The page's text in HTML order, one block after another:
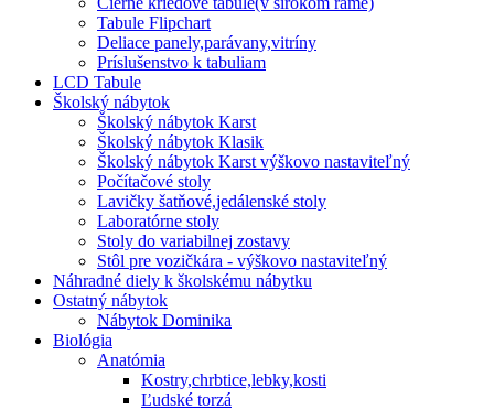
Tabule Flipchart
Deliace panely,parávany,vitríny
Príslušenstvo k tabuliam
LCD Tabule
Školský nábytok
Školský nábytok Karst
Školský nábytok Klasik
Školský nábytok Karst výškovo nastaviteľný
Počítačové stoly
Lavičky šatňové,jedálenské stoly
Laboratórne stoly
Stoly do variabilnej zostavy
Stôl pre vozičkára - výškovo nastaviteľný
Náhradné diely k školskému nábytku
Ostatný nábytok
Nábytok Dominika
Biológia
Anatómia
Kostry,chrbtice,lebky,kosti
Ľudské torzá